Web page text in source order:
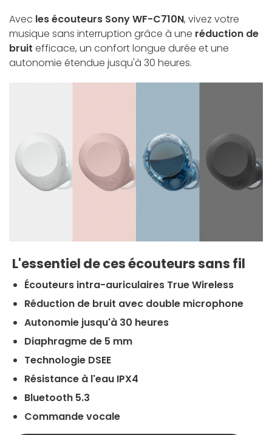
Avec les écouteurs Sony WF-C710N, vivez votre
musique sans interruption grâce à une réduction de
bruit efficace, un confort longue durée et une
autonomie étendue jusqu'à 30 heures.
L'essentiel de ces écouteurs sans fil
Écouteurs intra-auriculaires True Wireless
Réduction de bruit avec double microphone
Autonomie jusqu'à 30 heures
Diaphragme de 5 mm
Technologie DSEE
Résistance à l'eau IPX4
Bluetooth 5.3
Commande vocale